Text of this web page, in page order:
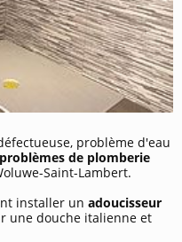
problème d'eau
problèmes de plomberie
Saint-Lambert.
installer un adoucisseur
une douche italienne et